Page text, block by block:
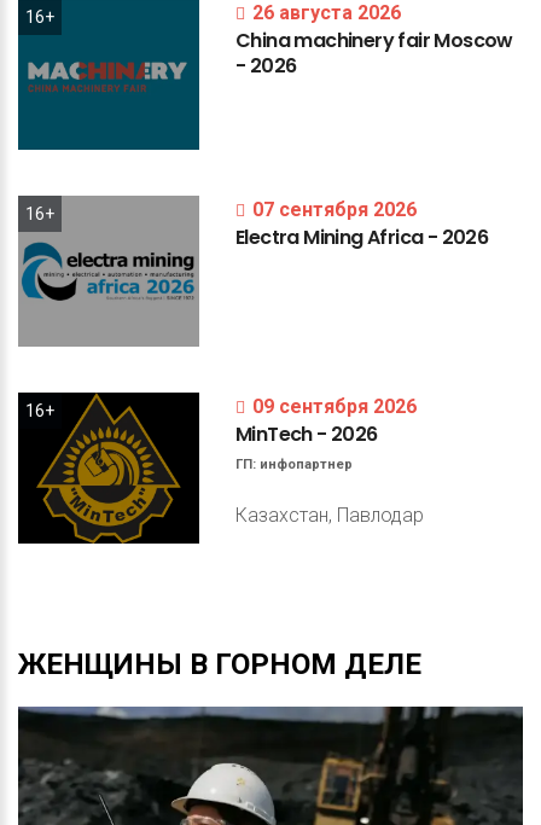
16+ 26 августа 2026
ChinamachineryfairMoscow
- 2026
16+ 07 сентября 2026
ElectraMiningAfrica- 2026
16+ 09 сентября 2026
MinTech- 2026
ГП: инфопартнер
Казахстан, Павлодар
ЖЕНЩИНЫ В ГОРНОМ ДЕЛЕ